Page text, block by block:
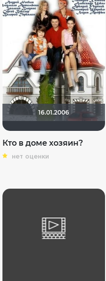
16.01.2006
Кто в доме хозяин?
нет оценки